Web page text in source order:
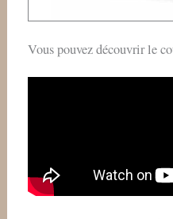
Vous pouvez découvrir le